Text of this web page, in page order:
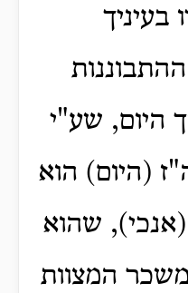
בעיניך
היום, שע"י
(היום) הוא
שהוא
המצוות